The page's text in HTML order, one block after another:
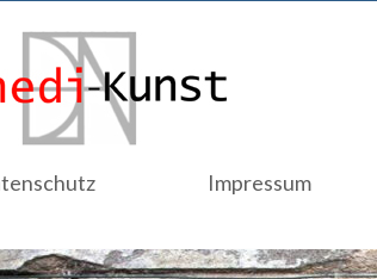
Impressum